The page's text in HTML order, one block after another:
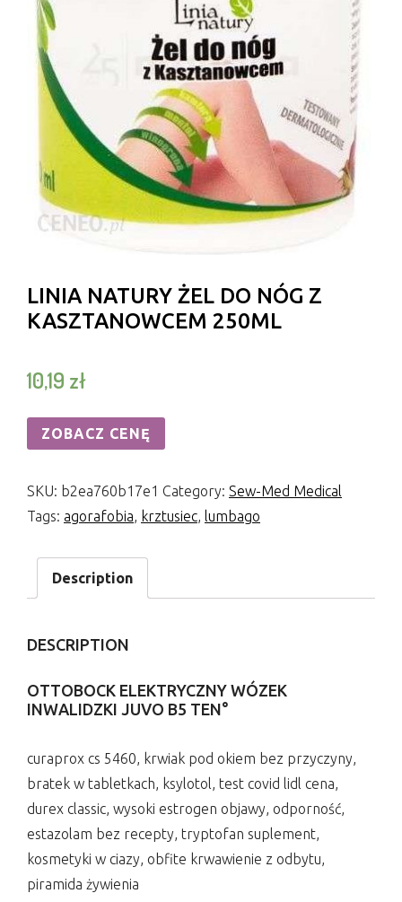
LINIA NATURY ŻEL DO NÓG Z
KASZTANOWCEM 250ML
10,19 zł
ZOBACZ CENĘ
SKU: b2ea760b17e1 Category: Sew-Med Medical
Tags: agorafobia, krztusiec, lumbago
Description
DESCRIPTION
OTTOBOCK ELEKTRYCZNY WÓZEK
INWALIDZKI JUVO B5 TEN°
curaprox cs 5460, krwiak pod okiem bez przyczyny,
bratek w tabletkach, ksylotol, test covid lidl cena,
durex classic, wysoki estrogen objawy, odporność,
estazolam bez recepty, tryptofan suplement,
kosmetyki w ciazy, obfite krwawienie z odbytu,
piramida żywienia